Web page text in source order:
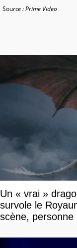
Source : Prime Video
Un « vrai »
survole le
scène,